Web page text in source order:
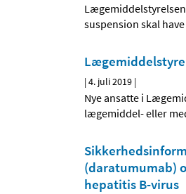
suspension skal
|4. juli 2019 |
Nye ansatte i
lægemiddel- eller
(daratumumab)
hepatitis B-virus